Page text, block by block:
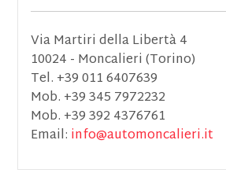
Via Martiri della Libertà 4
10024 - Moncalieri (Torino)
Tel. +39 011 6407639
Mob. +39 345 7972232
Mob. +39 392 4376761
Email: info@automoncalieri.it